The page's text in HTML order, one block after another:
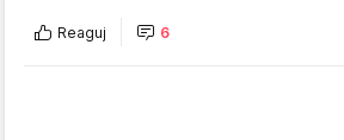
Reaguj 6